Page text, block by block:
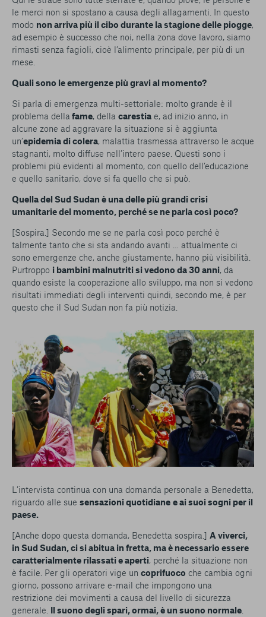
le merci non si spostano a causa degli allagamenti. In questo
modo non arriva più il cibo durante la stagione delle piogge,
ad esempio è successo che noi, nella zona dove lavoro, siamo
rimasti senza fagioli, cioè l’alimento principale, per più di un
mese.
Quali sono le emergenze più gravi al momento?
Si parla di emergenza multi-settoriale: molto grande è il
problema della fame, della carestia e, ad inizio anno, in
alcune zone ad aggravare la situazione si è aggiunta
un’epidemia di colera, malattia trasmessa attraverso le acque
stagnanti, molto diffuse nell’intero paese. Questi sono i
problemi più evidenti al momento, con quello dell’educazione
e quello sanitario, dove si fa quello che si può.
Quella del Sud Sudan è una delle più grandi crisi
umanitarie del momento, perché se ne parla così poco?
[Sospira.] Secondo me se ne parla così poco perché è
talmente tanto che si sta andando avanti … attualmente ci
sono emergenze che, anche giustamente, hanno più visibilità.
Purtroppo i bambini malnutriti si vedono da 30 anni, da
quando esiste la cooperazione allo sviluppo, ma non si vedono
risultati immediati degli interventi quindi, secondo me, è per
questo che il Sud Sudan non fa più notizia.
L’intervista continua con una domanda personale a Benedetta,
riguardo alle sue sensazioni quotidiane e ai suoi sogni per il
paese.
[Anche dopo questa domanda, Benedetta sospira.] A viverci,
in Sud Sudan, ci si abitua in fretta, ma è necessario essere
caratterialmente rilassati e aperti , perché la situazione non
è facile. Per gli operatori vige un coprifuoco che cambia ogni
giorno, possono arrivare e-mail che impongono una
restrizione dei movimenti a causa del livello di sicurezza
generale. Il suono degli spari, ormai, è un suono normale